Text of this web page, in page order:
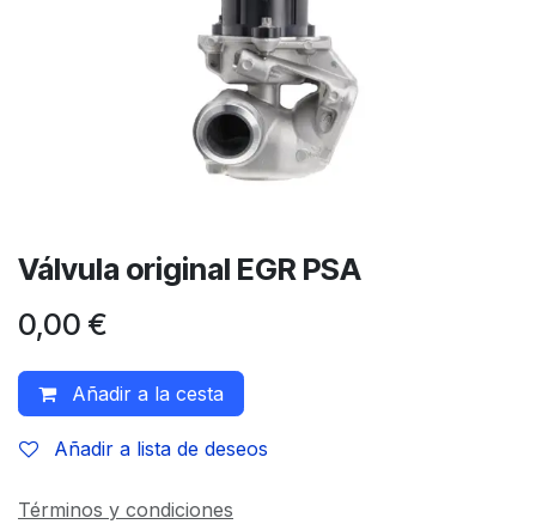
Válvula original EGR PSA
0,00 €
Añadir a la cesta
Añadir a lista de deseos
Términos y condiciones